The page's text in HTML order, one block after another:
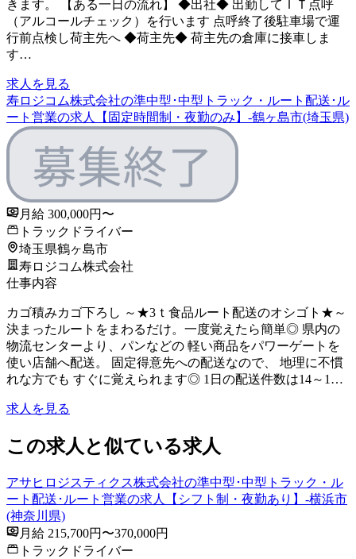
きます。 【ある一日の流れ】 ◆出社◆ 出勤してＩＴ点呼
（アルコールチェック）を行います 点呼終了後駐車場で運
行前点検し荷主先へ ◆荷主先◆ 荷主先の倉庫に接車しま
す…
求人を見る
寿ロジコム株式会社の準中型･中型トラック・ルート配送･ル
ート営業の求人【固定時間制・夜勤のみ】-鶴ヶ島市(埼玉県)
月給 300,000円〜
トラックドライバー
埼玉県鶴ヶ島市
寿ロジコム株式会社
仕事内容
カゴ積みカゴ下ろし ～★3ｔ食品ルート配送のオシゴト★～
決まったルートをまわるだけ。一度覚えたら簡単◎ 県内の
物流センターより、パンなどの 軽い商品をパワーゲートを
使い店舗へ配送。 固定得意先への配送なので、 地理に不慣
れな方でも すぐに覚えられます◎ 1日の配送件数は14～1…
求人を見る
この求人と似ている求人
アサヒロジスティクス株式会社の準中型･中型トラック・ル
ート配送･ルート営業の求人【シフト制・夜勤あり】-横浜市
(神奈川県)
月給 215,700円〜370,000円
トラックドライバー